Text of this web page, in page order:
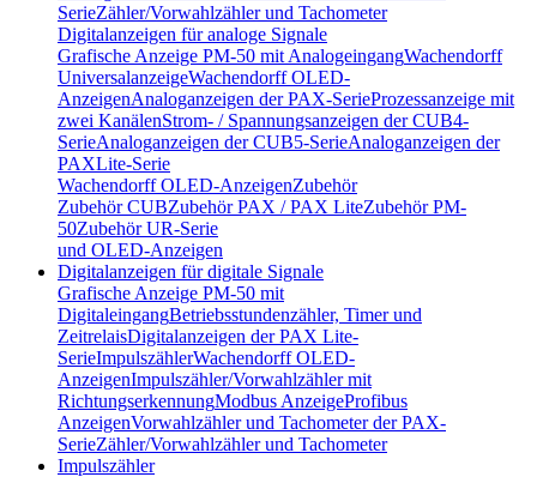
SerieZähler/Vorwahlzähler und Tachometer
Digitalanzeigen für analoge Signale
Grafische Anzeige PM-50 mit AnalogeingangWachendorff
UniversalanzeigeWachendorff OLED-
AnzeigenAnaloganzeigen der PAX-SerieProzessanzeige mit
zwei KanälenStrom- / Spannungsanzeigen der CUB4-
SerieAnaloganzeigen der CUB5-SerieAnaloganzeigen der
PAXLite-Serie
Wachendorff OLED-AnzeigenZubehör
Zubehör CUBZubehör PAX / PAX LiteZubehör PM-
50Zubehör UR-Serie
und OLED-Anzeigen
Digitalanzeigen für digitale Signale
Grafische Anzeige PM-50 mit
DigitaleingangBetriebsstundenzähler, Timer und
ZeitrelaisDigitalanzeigen der PAX Lite-
SerieImpulszählerWachendorff OLED-
AnzeigenImpulszähler/Vorwahlzähler mit
RichtungserkennungModbus AnzeigeProfibus
AnzeigenVorwahlzähler und Tachometer der PAX-
SerieZähler/Vorwahlzähler und Tachometer
Impulszähler